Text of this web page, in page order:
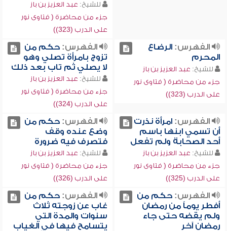
للشيخ: عبد العزيز بن باز
جزء من محاضرة ( فتاوى نور
على الدرب (323))
الفهرس:الرضاع
المحرم
للشيخ: عبد العزيز بن باز
جزء من محاضرة ( فتاوى نور
على الدرب (323))
الفهرس:حكم من
تزوج بامرأة تصلي وهو
لا يصلي ثم تاب بعد ذلك
للشيخ: عبد العزيز بن باز
جزء من محاضرة ( فتاوى نور
على الدرب (324))
الفهرس:امرأة نذرت
أن تسمي ابنها باسم
أحد الصحابة ولم تفعل
للشيخ: عبد العزيز بن باز
جزء من محاضرة ( فتاوى نور
على الدرب (325))
الفهرس:حكم من
وضع عنده وقف
فتصرف فيه ضرورة
للشيخ: عبد العزيز بن باز
جزء من محاضرة ( فتاوى نور
على الدرب (326))
الفهرس:حكم من
أفطر يوماً من رمضان
ولم يقضه حتى جاء
رمضان آخر
الفهرس:حكم من
غاب عن زوجته ثلاث
سنوات والمدة التي
يتسامح فيها في الغياب